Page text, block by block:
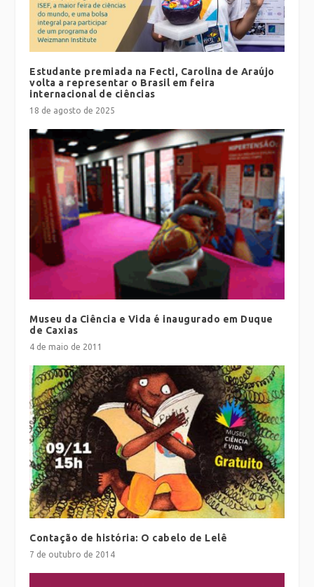
Estudante premiada na Fecti, Carolina de Araújo
volta a representar o Brasil em feira
internacional de ciências
18 de agosto de 2025
Museu da Ciência e Vida é inaugurado em Duque
de Caxias
4 de maio de 2011
Contação de história: O cabelo de Lelê
7 de outubro de 2014